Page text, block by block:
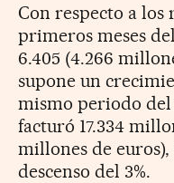
Con respecto a los
primeros meses
6.405 (4.266
supone un
mismo periodo
facturó 17.334
millones de
descenso del 3%.